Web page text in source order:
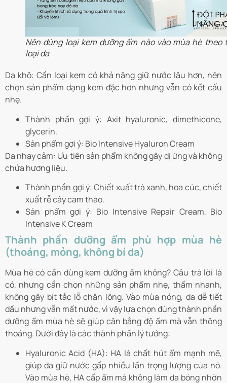
Nên dùng loại kem dưỡng ẩm nào vào mùa hè theo
loại da
Da khô: Cần loại kem có khả năng giữ nước lâu hơn, nên
chọn sản phẩm dạng kem đặc hơn nhưng vẫn có kết cấu
nhẹ.
Thành phần gợi ý: Axit hyaluronic, dimethicone,
glycerin.
Sản phẩm gợi ý: Bio Intensive Hyaluron Cream
Da nhạy cảm: Ưu tiên sản phẩm không gây dị ứng và không
chứa hương liệu.
Thành phần gợi ý: Chiết xuất trà xanh, hoa cúc, chiết
xuất rễ cây cam thảo.
Sản phẩm gợi ý: Bio Intensive Repair Cream, Bio
Intensive K Cream
Thành phần dưỡng ẩm phù hợp mùa hè
(thoáng, mỏng, không bí da)
Mùa hè có cần dùng kem dưỡng ẩm không? Câu trả lời là
có, nhưng cần chọn những sản phẩm nhẹ, thấm nhanh,
không gây bít tắc lỗ chân lông. Vào mùa nóng, da dễ tiết
dầu nhưng vẫn mất nước, vì vậy lựa chọn đúng thành phần
dưỡng ẩm mùa hè sẽ giúp cân bằng độ ẩm mà vẫn thông
thoáng. Dưới đây là các thành phần lý tưởng:
Hyaluronic Acid (HA): HA là chất hút ẩm mạnh mẽ,
giúp da giữ nước gấp nhiều lần trọng lượng của nó.
Vào mùa hè, HA cấp ẩm mà không làm da bóng nhờn